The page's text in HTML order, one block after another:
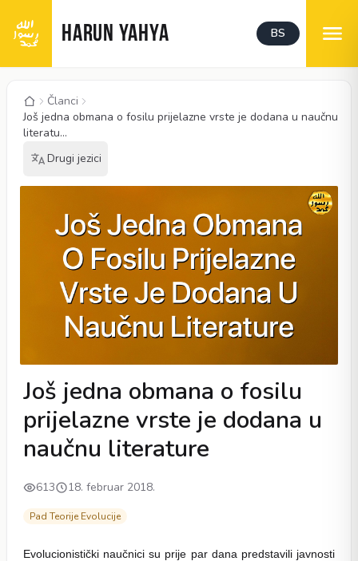
HARUN YAHYA BS
Članci
Još jedna obmana o fosilu prijelazne vrste je dodana u naučnu
literatu...
Drugi jezici
Još jedna obmana o fosilu
prijelazne vrste je dodana u
naučnu literature
613 18. februar 2018.
Pad Teorije Evolucije
Evolucionistički naučnici su prije par dana predstavili javnosti